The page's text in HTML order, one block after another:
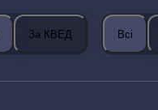
За КВЕД Всі